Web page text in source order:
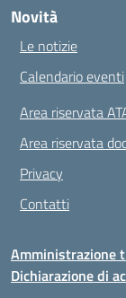
Novità
Le notizie
Calendario eventi
Area riservata
Area riservata
Privacy
Contatti
Amministrazione
Dichiarazione di